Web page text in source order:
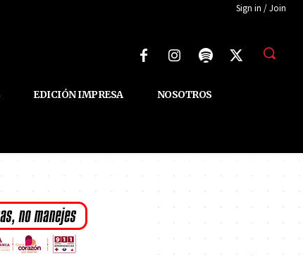
Sign in / Join
EDICIÓN IMPRESA NOSOTROS